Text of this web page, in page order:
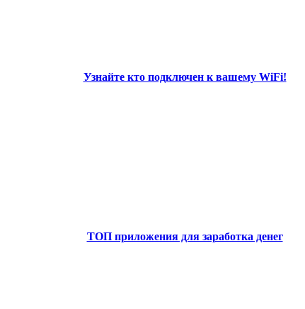
Узнайте кто подключен к вашему WiFi!
ТОП приложения для заработка денег